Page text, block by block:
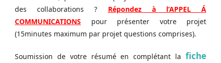
des collaborations ? Répondez à l’APPEL Á
COMMUNICATIONS pour présenter votre projet
(15minutes maximum par projet questions comprises).
Soumission de votre résumé en complétant la fiche